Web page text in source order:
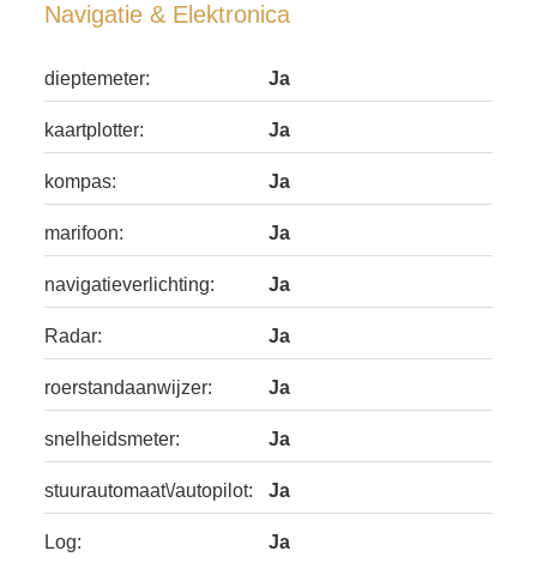
Navigatie & Elektronica
dieptemeter: Ja
kaartplotter: Ja
kompas: Ja
marifoon: Ja
navigatieverlichting: Ja
Radar: Ja
roerstandaanwijzer: Ja
snelheidsmeter: Ja
stuurautomaat\/autopilot: Ja
Log: Ja